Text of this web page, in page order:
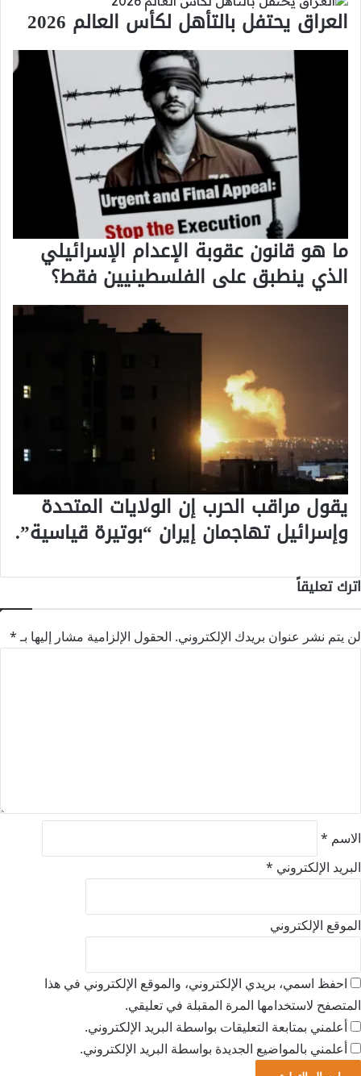
العراق يحتفل بالتأهل لكأس العالم 2026
ما هو قانون عقوبة الإعدام الإسرائيلي
الذي ينطبق على الفلسطينيين فقط؟
يقول مراقب الحرب إن الولايات المتحدة
وإسرائيل تهاجمان إيران “بوتيرة قياسية”.
اترك تعليقاً
لن يتم نشر عنوان بريدك الإلكتروني. الحقول الإلزامية مشار إليها بـ*
*
الاسم *
البريد الإلكتروني *
الموقع الإلكتروني
احفظ اسمي، بريدي الإلكتروني، والموقع الإلكتروني في هذا
المتصفح لاستخدامها المرة المقبلة في تعليقي.
أعلمني بمتابعة التعليقات بواسطة البريد الإلكتروني.
أعلمني بالمواضيع الجديدة بواسطة البريد الإلكتروني.